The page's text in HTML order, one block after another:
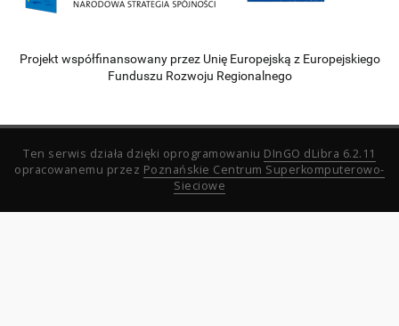
Projekt współfinansowany przez Unię Europejską z Europejskiego
Funduszu Rozwoju Regionalnego
Ten serwis działa dzięki oprogramowaniu DInGO dLibra 6.2.11
opracowanemu przez Poznańskie Centrum Superkomputerowo-
Sieciowe